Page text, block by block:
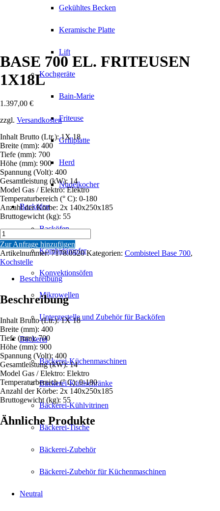
Gekühltes Becken
Keramische Platte
Lift
Kochgeräte
Bain-Marie
Friteuse
Grillplatte
Herd
Nudelkocher
Backöfen
Backöfen
Kombidämpfer
Konvektionsöfen
Mikrowellen
Untergestelle und Zubehör für Backöfen
Bäckerei
Bäckerei-Küchenmaschinen
Bäckerei-Kühlschränke
Bäckerei-Kühlvitrinen
Bäckerei-Tische
Bäckerei-Zubehör
Bäckerei-Zubehör für Küchenmaschinen
Neutral
BASE 700 EL. FRITEUSEN
1X18L
1.397,00 €
zzgl. Versandkosten
Inhalt Brutto (Ltr.): 1X 18
Breite (mm): 400
Tiefe (mm): 700
Höhe (mm): 900
Spannung (Volt): 400
Gesamtleistung (kW): 14
Model Gas / Elektro: Elektro
Temperaturbereich (° C): 0-180
Anzahl der Körbe: 2x 140x250x185
Bruttogewicht (kg): 55
BASE
700
EL.
FRITEUSEN
1X18L
Menge
Zur Anfrage hinzufügen
Artikelnummer:7178.0520 Kategorien: Combisteel Base 700,
Kochstelle
Beschreibung
Beschreibung
Inhalt Brutto (Ltr.): 1X 18
Breite (mm): 400
Tiefe (mm): 700
Höhe (mm): 900
Spannung (Volt): 400
Gesamtleistung (kW): 14
Model Gas / Elektro: Elektro
Temperaturbereich (° C): 0-180
Anzahl der Körbe: 2x 140x250x185
Bruttogewicht (kg): 55
Ähnliche Produkte